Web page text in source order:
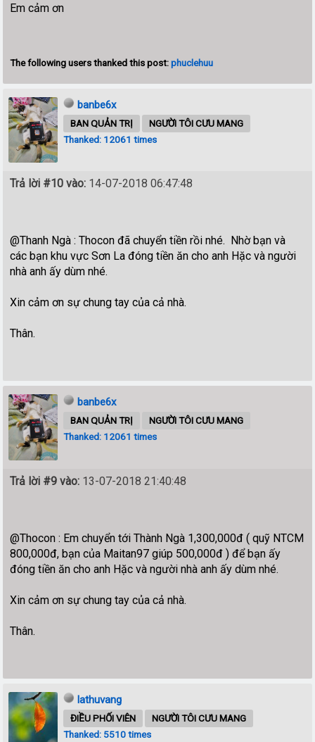
Em cảm ơn
The following users thanked this post:phuclehuu
banbe6x
BAN QUẢN TRỊ
NGƯỜI TÔI CƯU MANG
Thanked: 12061 times
Trả lời #10 vào: 14-07-2018 06:47:48
@Thanh Ngà : Thocon đã chuyển tiền rồi nhé. Nhờ bạn và
các bạn khu vực Sơn La đóng tiền ăn cho anh Hặc và người
nhà anh ấy dùm nhé.
Xin cảm ơn sự chung tay của cả nhà.
Thân.
banbe6x
BAN QUẢN TRỊ
NGƯỜI TÔI CƯU MANG
Thanked: 12061 times
Trả lời #9 vào: 13-07-2018 21:40:48
@Thocon : Em chuyển tới Thành Ngà 1,300,000đ ( quỹ NTCM
800,000đ, bạn của Maitan97 giúp 500,000đ ) để bạn ấy
đóng tiền ăn cho anh Hặc và người nhà anh ấy dùm nhé.
Xin cảm ơn sự chung tay của cả nhà.
Thân.
lathuvang
ĐIỀU PHỐI VIÊN
NGƯỜI TÔI CƯU MANG
Thanked: 5510 times